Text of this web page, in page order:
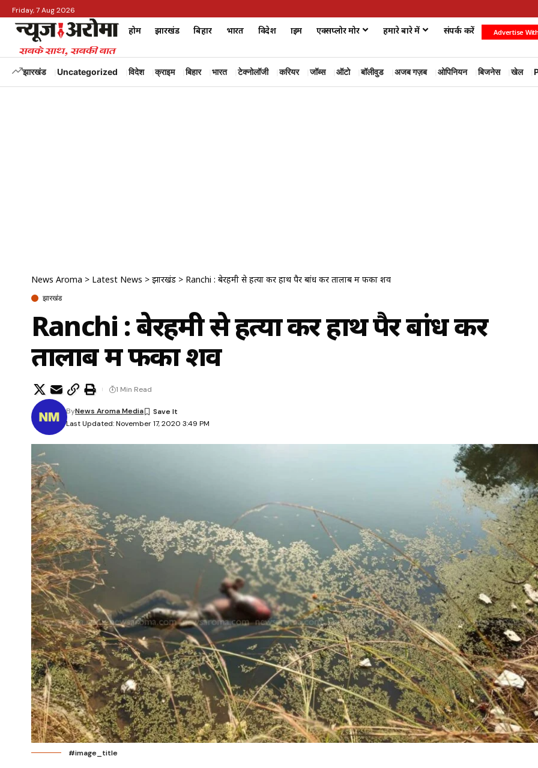
Friday, 7 Aug 2026
होम झारखंड बिहार भारत विदेश क्राइम एक्सप्लोर मोर हमारे बारे में संपर्क करें Advertise
झारखंड Uncategorized विदेश क्राइम बिहार भारत टेक्नोलॉजी करियर जॉब्स ऑटो बॉलीवुड अजब गज़ब ओपिनियन बिजनेस खेल
News Aroma > Latest News > झारखंड > Ranchi : बेरहमी से हत्या कर हाथ पैर बांध कर तालाब में फेंका शव
झारखंड
Ranchi : बेरहमी से हत्या कर हाथ पैर बांध कर
तालाब में फेंका शव
Last Updated: November 17, 2020 3:49 PM
ByNews Aroma Media
1 Min Read
#image_title